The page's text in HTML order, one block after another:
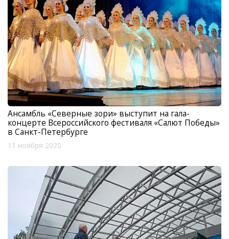
Ансамбль «Северные зори» выступит на гала-
концерте Всероссийского фестиваля «Салют Победы»
в Санкт-Петербурге
11 ноября 2020